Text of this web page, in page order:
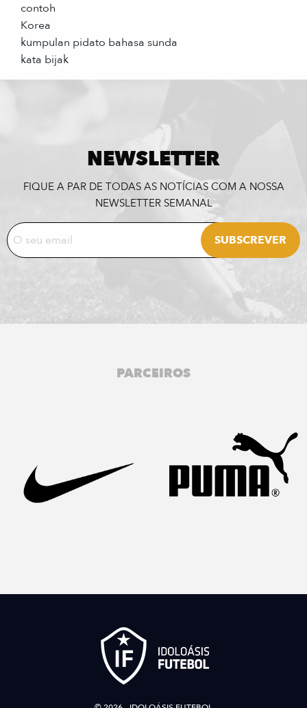
contoh
Korea
kumpulan pidato bahasa sunda
kata bijak
NEWSLETTER
FIQUE A PAR DE TODAS AS NOTÍCIAS COM A NOSSA
NEWSLETTER SEMANAL
PARCEIROS